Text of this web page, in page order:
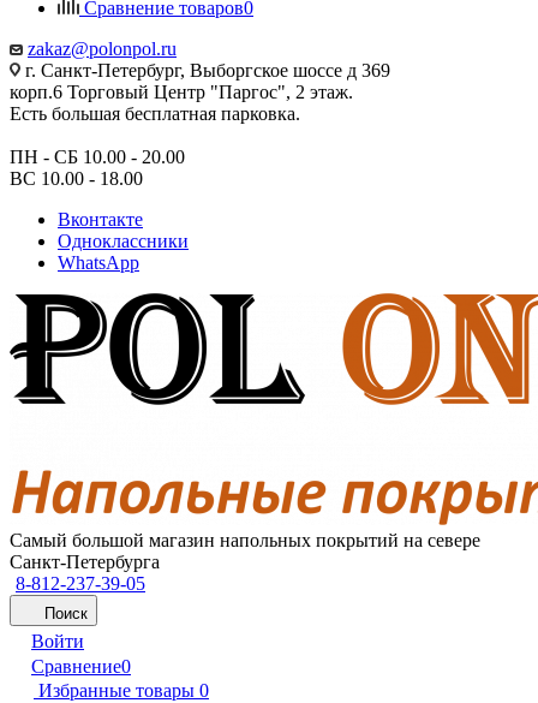
Сравнение товаров0
zakaz@polonpol.ru
г. Санкт-Петербург, Выборгское шоссе д 369
корп.6 Торговый Центр "Паргос", 2 этаж.
Есть большая бесплатная парковка.
ПН - СБ 10.00 - 20.00
ВС 10.00 - 18.00
Вконтакте
Одноклассники
WhatsApp
Самый большой магазин напольных покрытий на севере
Санкт-Петербурга
8-812-237-39-05
Поиск
Войти
Сравнение0
Избранные товары 0